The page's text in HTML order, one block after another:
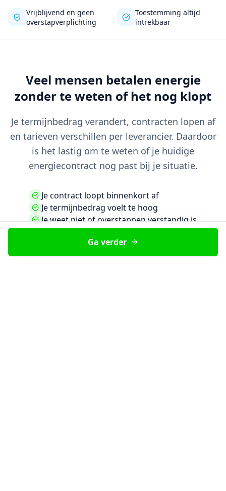
Ga verder
Vrijblijvend en geen
overstapverplichting
Toestemming altijd
intrekbaar
Veel mensen betalen energie
zonder te weten of het nog klopt
Je termijnbedrag verandert, contracten lopen af
en tarieven verschillen per leverancier. Daardoor
is het lastig om te weten of je huidige
energiecontract nog past bij je situatie.
Je contract loopt binnenkort af
Je termijnbedrag voelt te hoog
Je weet niet of overstappen verstandig is
Je wilt gewoon duidelijke uitleg